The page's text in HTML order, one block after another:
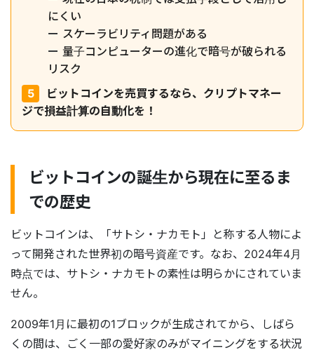
にくい
スケーラビリティ問題がある
量子コンピューターの進化で暗号が破られる
リスク
ビットコインを売買するなら、クリプトマネー
ジで損益計算の自動化を！
ビットコインの誕生から現在に至るま
での歴史
ビットコインは、「サトシ・ナカモト」と称する人物によ
って開発された世界初の暗号資産です。なお、2024年4月
時点では、サトシ・ナカモトの素性は明らかにされていま
せん。
2009年1月に最初の1ブロックが生成されてから、しばら
くの間は、ごく一部の愛好家のみがマイニングをする状況